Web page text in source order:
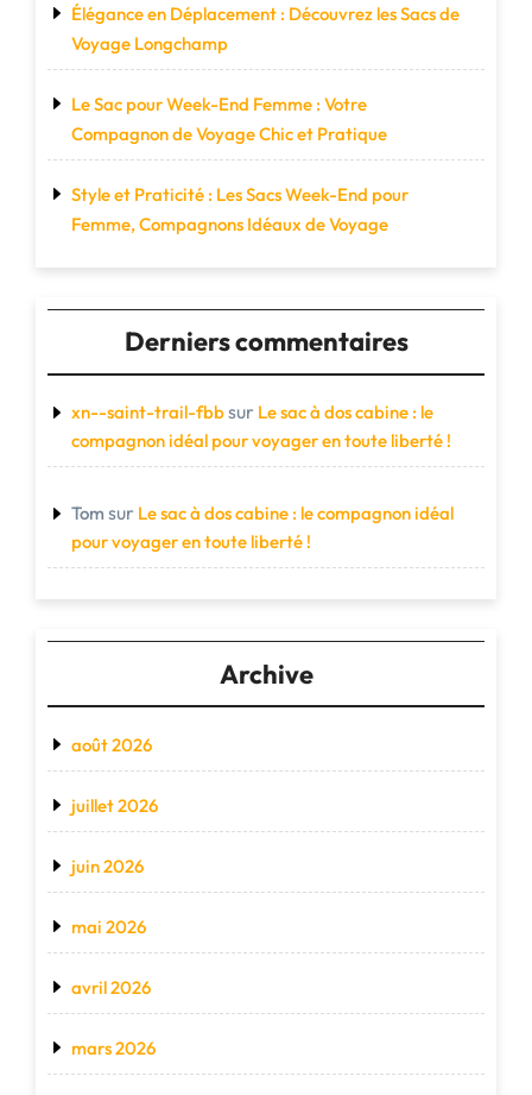
Élégance en Déplacement : Découvrez les Sacs de
Voyage Longchamp
Le Sac pour Week-End Femme : Votre
Compagnon de Voyage Chic et Pratique
Style et Praticité : Les Sacs Week-End pour
Femme, Compagnons Idéaux de Voyage
Derniers commentaires
xn--saint-trail-fbbsur Le sac à dos cabine : le
compagnon idéal pour voyager en toute liberté !
Tom sur Le sac à dos cabine : le compagnon idéal
pour voyager en toute liberté !
Archive
août 2026
juillet 2026
juin 2026
mai 2026
avril 2026
mars 2026